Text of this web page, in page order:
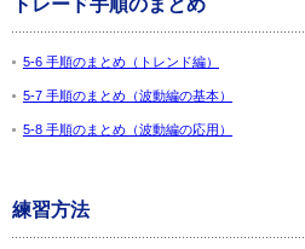
トレード手順のまとめ
5-6 手順のまとめ（トレンド編）
5-7 手順のまとめ（波動編の基本）
5-8 手順のまとめ（波動編の応用）
練習方法